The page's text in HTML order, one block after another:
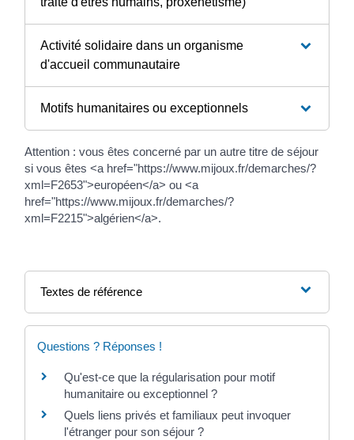
Activité solidaire dans un organisme
d'accueil communautaire
Motifs humanitaires ou exceptionnels
Attention : vous êtes concerné par un autre titre de séjour
si vous êtes <a href="https://www.mijoux.fr/demarches/?
xml=F2653">européen</a> ou <a
href="https://www.mijoux.fr/demarches/?
xml=F2215">algérien</a>.
Textes de référence
Questions ? Réponses !
Qu'est-ce que la régularisation pour motif
humanitaire ou exceptionnel ?
Quels liens privés et familiaux peut invoquer
l'étranger pour son séjour ?